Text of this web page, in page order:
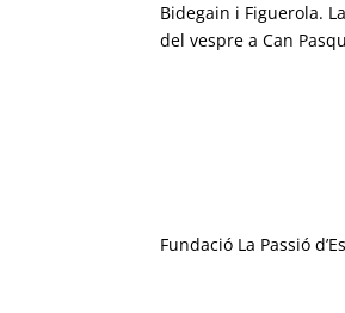
Bidegain i Figuerola.
del vespre a Can
Fundació La Passió